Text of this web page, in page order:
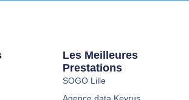
Les Meilleures
Prestations
SOGO Lille